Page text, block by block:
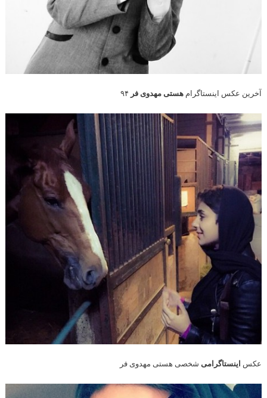
آخرین عکس اینستاگرام هستی مهدوی فر
عکس اینستاگرامی شخصی هستی مهدوی فر